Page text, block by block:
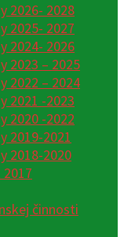
2026- 2028
2025- 2027
2024- 2026
2023 – 2025
2022 – 2024
2021 -2023
2020 -2022
2019-2021
2018-2020
činnosti